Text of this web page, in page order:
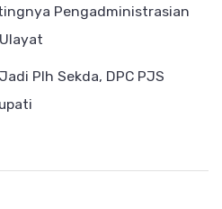
Pengadministrasian
Plh Sekda, DPC PJS